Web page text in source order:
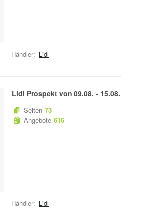
Händler: Lidl
Lidl Prospekt von 09.08. - 15.08.
Seiten 73
Angebote 616
Händler: Lidl